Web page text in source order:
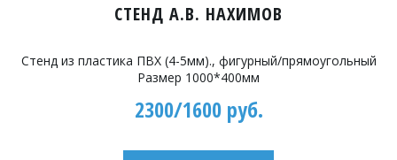
СТЕНД А.В. НАXИМОВ
Стенд из пластика ПВХ (4-5мм)., фигурный/прямоугольный
Размер 1000*400мм
2300/1600 руб.